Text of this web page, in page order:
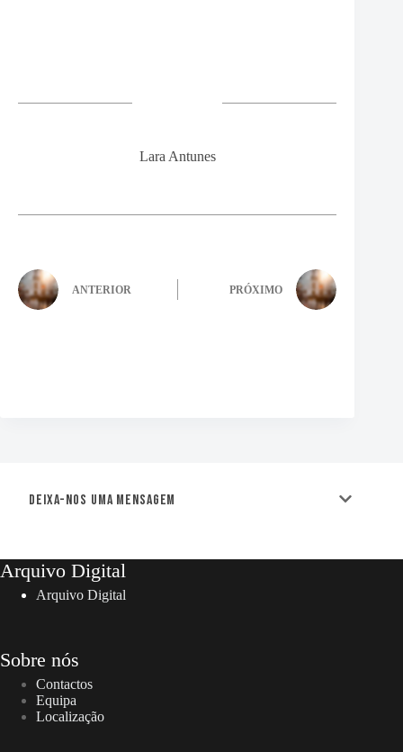
Lara Antunes
ANTERIOR PRÓXIMO
Deixa-nos uma mensagem
Arquivo Digital
Arquivo Digital
Sobre nós
Contactos
Equipa
Localização